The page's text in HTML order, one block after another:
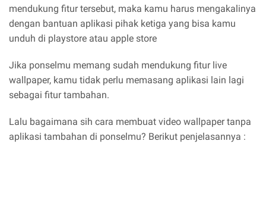
mendukung fitur tersebut, maka kamu harus mengakalinya
dengan bantuan aplikasi pihak ketiga yang bisa kamu
unduh di playstore atau apple store
Jika ponselmu memang sudah mendukung fitur live
wallpaper, kamu tidak perlu memasang aplikasi lain lagi
sebagai fitur tambahan.
Lalu bagaimana sih cara membuat video wallpaper tanpa
aplikasi tambahan di ponselmu? Berikut penjelasannya :